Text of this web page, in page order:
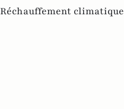
Réchauffement climatique